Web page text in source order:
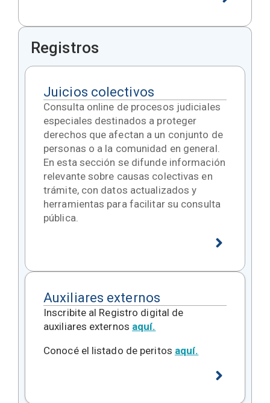
Registros
Juicios colectivos
Consulta online de procesos judiciales
especiales destinados a proteger
derechos que afectan a un conjunto de
personas o a la comunidad en general.
En esta sección se difunde información
relevante sobre causas colectivas en
trámite, con datos actualizados y
herramientas para facilitar su consulta
pública.
Auxiliares externos
Inscribite al Registro digital de
auxiliares externos aquí.
Conocé el listado de peritos aquí.